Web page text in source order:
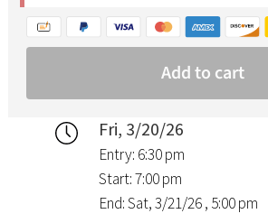
Fri, 3/20/26
Entry: 6:30 pm
Start: 7:00 pm
End: Sat, 3/21/26 , 5:00 pm